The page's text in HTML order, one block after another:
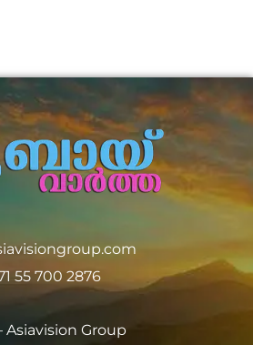
55 700 2876
Asiavision Group